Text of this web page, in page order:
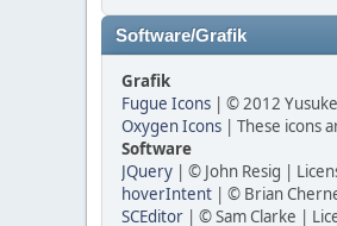
Software/Grafik
Grafik
Fugue Icons | © 2012
Oxygen Icons | These icons
Software
JQuery | © John Resig |
hoverIntent | © Brian
SCEditor | © Sam Clarke |